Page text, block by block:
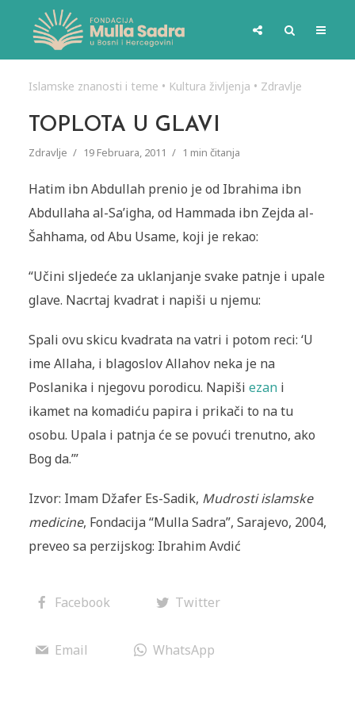
Islamske znanosti i teme • Kultura življenja • Zdravlje
TOPLOTA U GLAVI
Zdravlje 19 Februara, 2011 1 min čitanja
Hatim ibn Abdullah prenio je od Ibra­hima ibn
Abdullaha al-Sa’igha, od Ham­mada ibn Zejda al-
Šahhama, od Abu Usame, koji je rekao:
“Učini sljedeće za uklanjanje svake patnje i upale
glave. Nacrtaj kvadrat i napiši u njemu:
Spali ovu skicu kvadrata na vatri i potom reci: ‘U
ime Allaha, i blagoslov Allahov neka je na
Poslanika i njegovu porodicu. Napiši ezani
ikamet na ko­madiću papira i prikači to na tu
osobu. Upala i patnja će se povući trenutno, ako
Bog da.’”
Izvor: Imam Džafer Es-Sadik, Mudrosti islamske
medicine, Fondacija “Mulla Sadra”, Sarajevo, 2004,
preveo sa perzijskog: Ibrahim Avdić
Facebook Twitter
Email WhatsApp